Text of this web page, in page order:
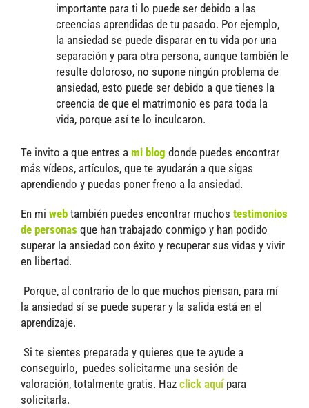
importante para ti lo puede ser debido a las
creencias aprendidas de tu pasado. Por ejemplo,
la ansiedad se puede disparar en tu vida por una
separación y para otra persona, aunque también le
resulte doloroso, no supone ningún problema de
ansiedad, esto puede ser debido a que tienes la
creencia de que el matrimonio es para toda la
vida, porque así te lo inculcaron.
Te invito a que entres a mi blog donde puedes encontrar
más vídeos, artículos, que te ayudarán a que sigas
aprendiendo y puedas poner freno a la ansiedad.
En mi web también puedes encontrar muchos testimonios
de personas que han trabajado conmigo y han podido
superar la ansiedad con éxito y recuperar sus vidas y vivir
en libertad.
Porque, al contrario de lo que muchos piensan, para mí
la ansiedad sí se puede superar y la salida está en el
aprendizaje.
Si te sientes preparada y quieres que te ayude a
conseguirlo, puedes solicitarme una sesión de
valoración, totalmente gratis. Haz click aquí para
solicitarla.